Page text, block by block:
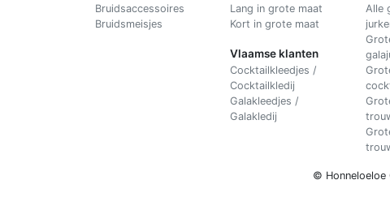
Bruidsaccessoires
Bruidsmeisjes
Lang in grote maat
Kort in grote maat
Vlaamse klanten
Cocktailkleedjes /
Cocktailkledij
Galakleedjes /
Galakledij
Alle
© Honneloeloe